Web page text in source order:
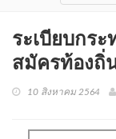
ระเบียบกร
สมัครท้องถิ่
10 สิงหาคม 2564